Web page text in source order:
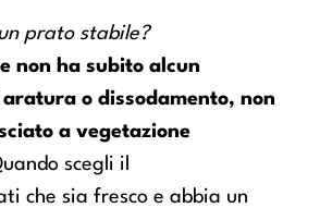
prato stabile?
non ha subito alcun
o dissodamento, non
a vegetazione
scegli il
che sia fresco e abbia un